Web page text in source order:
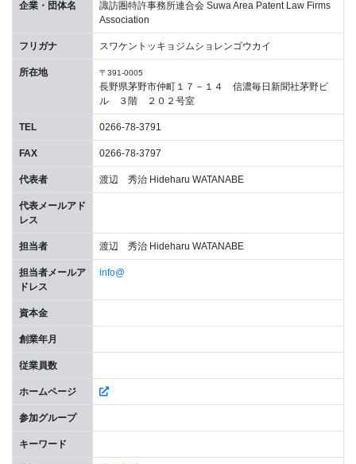
企業・団体名
諏訪圏特許事務所連合会 Suwa Area Patent Law Firms
Association
フリガナ スワケントッキョジムショレンゴウカイ
所在地 〒391-0005
長野県茅野市仲町１７－１４ 信濃毎日新聞社茅野ビ
ル ３階 ２０２号室
TEL 0266-78-3791
FAX 0266-78-3797
代表者 渡辺 秀治 Hideharu WATANABE
代表メールアド
レス
担当者 渡辺 秀治 Hideharu WATANABE
担当者メールア
ドレス
info@
資本金
創業年月
従業員数
ホームページ
参加グループ
キーワード